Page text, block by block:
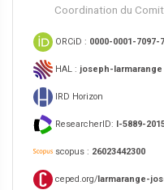
Coordination du
ORCiD : 0000-0001-7097-
HAL : joseph-larmarange
IRD Horizon
ResearcherID: I-5889-
scopus : 26023442300
ceped.org/larmarange-